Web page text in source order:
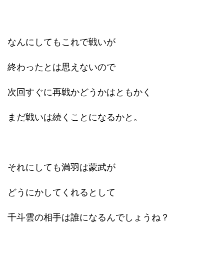
なんにしてもこれで戦いが
終わったとは思えないので
次回すぐに再戦かどうかはともかく
まだ戦いは続くことになるかと。
それにしても満羽は蒙武が
どうにかしてくれるとして
千斗雲の相手は誰になるんでしょうね？